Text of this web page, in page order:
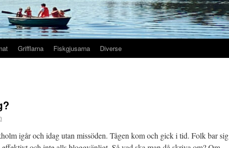
Grifflarna Fiskgjusarna Diverse
igår och idag utan missöden. Tågen kom och gick i tid. Folk bar sig